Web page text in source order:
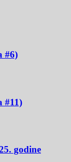
#6)
#11)
godine